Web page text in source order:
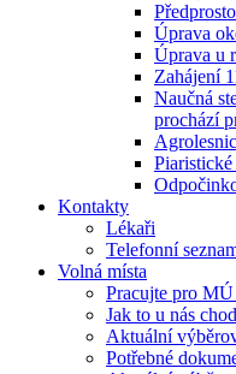
Úprava
Úprava u
Zahájení
Naučná
prochází
Kontakty
Lékaři
Telefonní
Volná místa
Pracujte pro
Jak to u nás
Aktuální
Potřebné